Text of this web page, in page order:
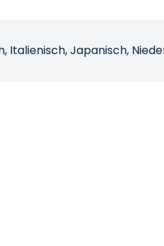
Italienisch, Japanisch,